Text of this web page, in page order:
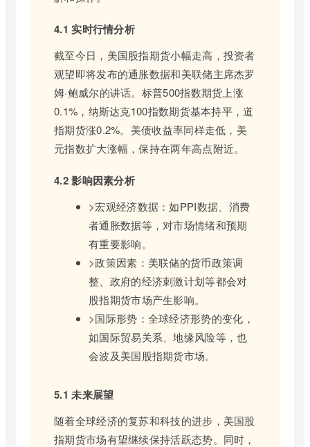
4.1 实时行情分析
截至今日，美国股指期货小幅走高，投资者
观望即将发布的通胀数据和美联储主席杰罗
姆·鲍威尔的讲话。标普500指数期货上涨
0.1%，纳斯达克100指数期货基本持平，道
指期货涨0.2%。美债收益率同样走低，美
元指数扩大涨幅，保持在两年高点附近。
4.2 影响因素分析
>宏观经济数据：如PPI数据、消费
者通胀数据等，对市场情绪和预期
有重要影响。
>政策因素：美联储的货币政策调
整、政府的经济刺激计划等都会对
股指期货市场产生影响。
>国际形势：全球经济形势的变化，
如国际贸易关系、地缘风险等，也
会波及美国股指期货市场。
5.1 未来展望
随着全球经济的复苏和科技的进步，美国股
指期货市场有望继续保持活跃态势。同时，